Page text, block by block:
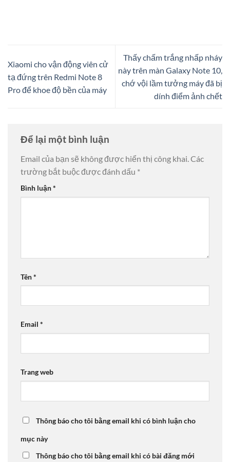
Xiaomi cho vận động viên cử
tạ đứng trên Redmi Note 8
Pro để khoe độ bền của máy
Thấy chấm trắng nhấp nháy
này trên màn Galaxy Note 10,
chớ vội lầm tưởng máy đã bị
dính điểm ảnh chết
Để lại một bình luận
Email của bạn sẽ không được hiển thị công khai.Các
trường bắt buộc được đánh dấu *
Bình luận*
Tên*
Email *
Trang web
Thông báo cho tôi bằng email khi có bình luận cho
mục này
Thông báo cho tôi bằng email khi có bài đăng mới